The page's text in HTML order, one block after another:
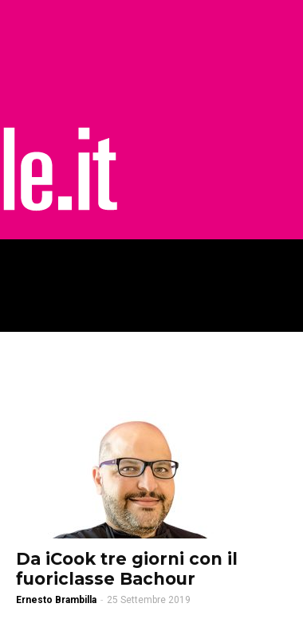
Da iCook tre giorni con il
fuoriclasse Bachour
Ernesto Brambilla - 25 Settembre 2019